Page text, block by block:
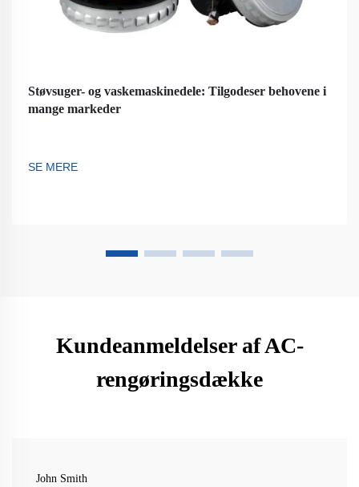
Støvsuger- og vaskemaskinedele: Tilgodeser behovene i
mange markeder
SE MERE
Kundeanmeldelser af AC-
rengøringsdække
John Smith